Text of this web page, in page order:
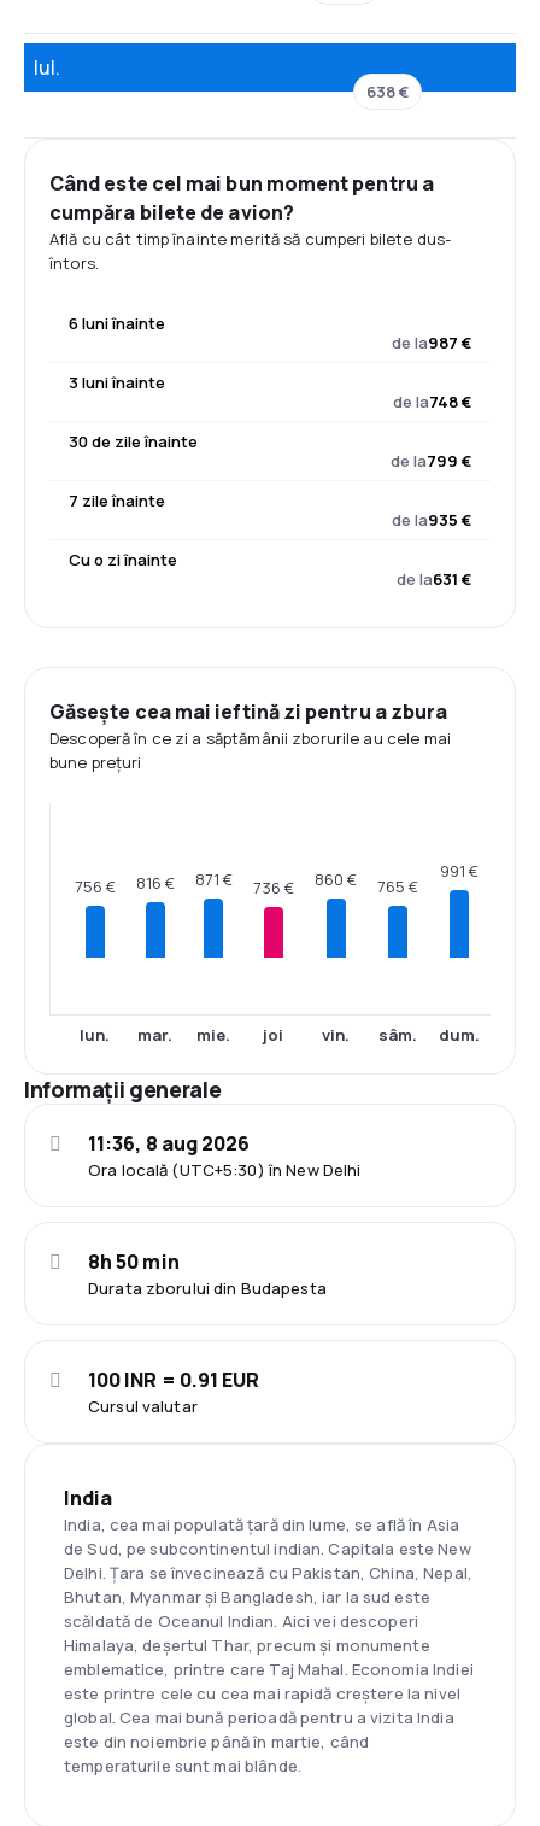
Iul.
638 €
Când este cel mai bun moment pentru a
cumpăra bilete de avion?
Află cu cât timp înainte merită să cumperi bilete dus-
întors.
6 luni înainte
de la987 €
3 luni înainte
de la748 €
30 de zile înainte
de la799 €
7 zile înainte
de la935 €
Cu o zi înainte
de la631 €
Găsește cea mai ieftină zi pentru a zbura
Descoperă în ce zi a săptămânii zborurile au cele mai
bune prețuri
756 €
lun.
816 €
mar.
871 €
mie.
736 €
joi
860 €
vin.
765 €
sâm.
991 €
dum.
Informații generale
Ora locală (UTC+5:30) în New Delhi
11:36, 8 aug 2026
Durata zborului din Budapesta
8h 50 min
Cursul valutar
100 INR = 0.91 EUR
India
India, cea mai populată țară din lume, se află în Asia
de Sud, pe subcontinentul indian. Capitala este New
Delhi. Țara se învecinează cu Pakistan, China, Nepal,
Bhutan, Myanmar și Bangladesh, iar la sud este
scăldată de Oceanul Indian. Aici vei descoperi
Himalaya, deșertul Thar, precum și monumente
emblematice, printre care Taj Mahal. Economia Indiei
este printre cele cu cea mai rapidă creștere la nivel
global. Cea mai bună perioadă pentru a vizita India
este din noiembrie până în martie, când
temperaturile sunt mai blânde.